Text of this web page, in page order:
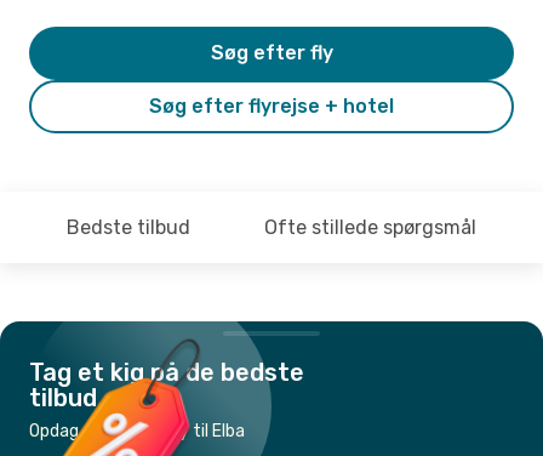
Søg efter flyrejse + hotel
Søg efter fly
Bedste tilbud Ofte stillede spørgsmål
Tag et kig på de bedste
tilbud
Opdag de billigste fly til Elba